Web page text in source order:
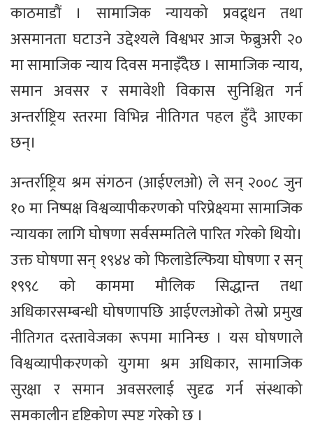
काठमाडौं । सामाजिक न्यायको प्रवद्र्धन तथा
असमानता घटाउने उद्देश्यले विश्वभर आज फेब्रुअरी २०
मा सामाजिक न्याय दिवस मनाइँदैछ । सामाजिक न्याय,
समान अवसर र समावेशी विकास सुनिश्चित गर्न
अन्तर्राष्ट्रिय स्तरमा विभिन्न नीतिगत पहल हुँदै आएका
छन्।
अन्तर्राष्ट्रिय श्रम संगठन (आईएलओ) ले सन् २००८ जुन
१० मा निष्पक्ष विश्वव्यापीकरणको परिप्रेक्ष्यमा सामाजिक
न्यायका लागि घोषणा सर्वसम्मतिले पारित गरेको थियो।
उक्त घोषणा सन् १९४४ को फिलाडेल्फिया घोषणा र सन्
१९९८ को काममा मौलिक सिद्धान्त तथा
अधिकारसम्बन्धी घोषणापछि आईएलओको तेस्रो प्रमुख
नीतिगत दस्तावेजका रूपमा मानिन्छ । यस घोषणाले
विश्वव्यापीकरणको युगमा श्रम अधिकार, सामाजिक
सुरक्षा र समान अवसरलाई सुदृढ गर्न संस्थाको
समकालीन दृष्टिकोण स्पष्ट गरेको छ ।